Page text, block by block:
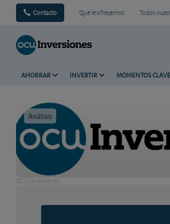
Contacto Qué le ofrecemos Todos
AHORRAR INVERTIR MOMENTOS CLAVE
Análisis
OCU Inversiones